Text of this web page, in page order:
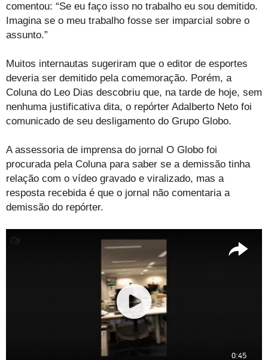
comentou: “Se eu faço isso no trabalho eu sou demitido.
Imagina se o meu trabalho fosse ser imparcial sobre o
assunto.”
Muitos internautas sugeriram que o editor de esportes
deveria ser demitido pela comemoração. Porém, a
Coluna do Leo Dias descobriu que, na tarde de hoje, sem
nenhuma justificativa dita, o repórter Adalberto Neto foi
comunicado de seu desligamento do Grupo Globo.
A assessoria de imprensa do jornal O Globo foi
procurada pela Coluna para saber se a demissão tinha
relação com o vídeo gravado e viralizado, mas a
resposta recebida é que o jornal não comentaria a
demissão do repórter.